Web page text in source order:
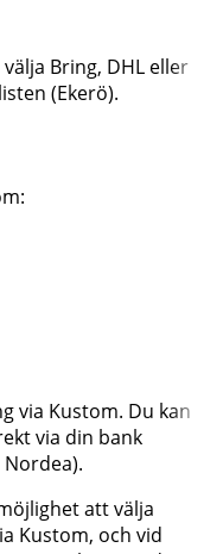
Bring, DHL eller
(Ekerö).
via Kustom. Du kan
via din bank
Nordea).
att välja
Kustom, och vid